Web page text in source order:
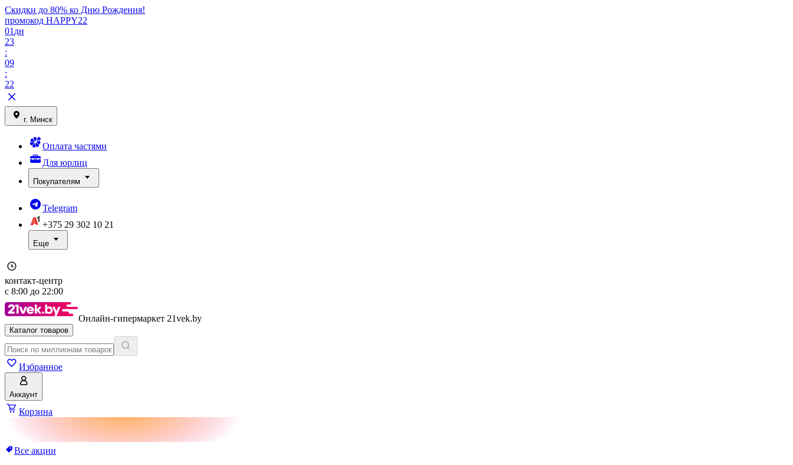
Скидки до 80% ко Дню Рождения!
промокод HAPPY22
01 дн
23
:
09
:
22
г. Минск
Оплата частями
Для юрлиц
Покупателям
Telegram
+375 29 302 10 21
Еще
контакт-центр
с 8:00 до 22:00
Онлайн-гипермаркет 21vek.by
Каталог товаров
Избранное
Аккаунт
Корзина
Все акции